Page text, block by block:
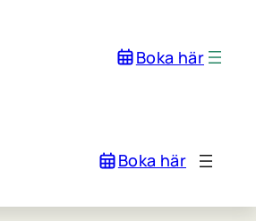
Boka här
Boka här